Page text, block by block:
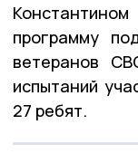
программу
ветеранов
испытаний
27 ребят.